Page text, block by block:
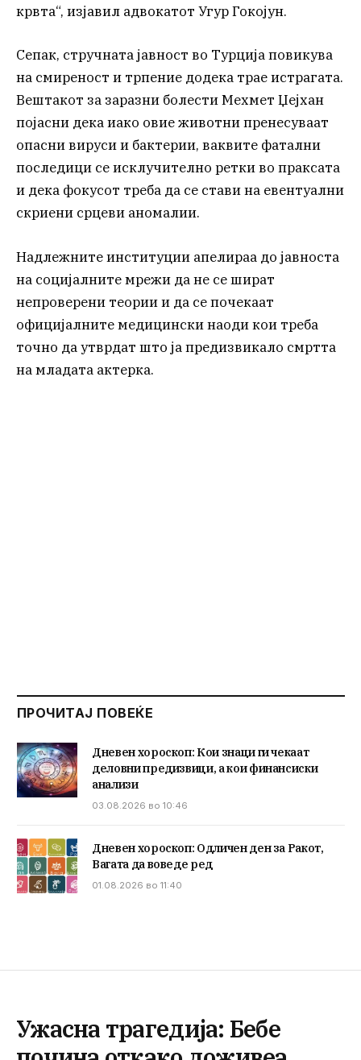
крвта“, изјавил адвокатот Угур Гокојун.
Сепак, стручната јавност во Турција повикува
на смиреност и трпение додека трае истрагата.
Вештакот за заразни болести Мехмет Џејхан
појасни дека иако овие животни пренесуваат
опасни вируси и бактерии, ваквите фатални
последици се исклучително ретки во праксата
и дека фокусот треба да се стави на евентуални
скриени срцеви аномалии.
Надлежните институции апелираа до јавноста
на социјалните мрежи да не се шират
непроверени теории и да се почекаат
официјалните медицински наоди кои треба
точно да утврдат што ја предизвикало смртта
на младата актерка.
ПРОЧИТАЈ ПОВЕЌЕ
Дневен хороскоп: Кои знаци ги чекаат
деловни предизвици, а кои финансиски
анализи
03.08.2026 во 10:46
Дневен хороскоп: Одличен ден за Ракот,
Вагата да воведе ред
01.08.2026 во 11:40
Ужасна трагедија: Бебе